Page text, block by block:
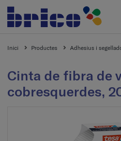
Inici Productes Adhesius i
Cinta de fibra de
cobresquerdes,